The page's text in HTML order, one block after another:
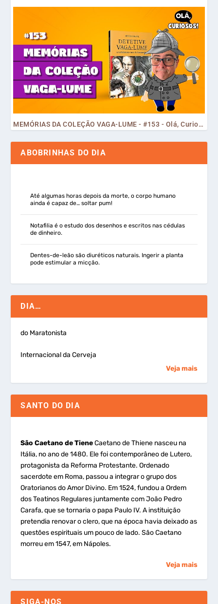
MEMÓRIAS DA COLEÇÃO VAGA-LUME - #153 - Olá, Curiosos! 2023
ABOBRINHAS DO DIA
Até algumas horas depois da morte, o corpo humano
ainda é capaz de… soltar pum!
Notafilia é o estudo dos desenhos e escritos nas cédulas
de dinheiro.
Dentes-de-leão são diuréticos naturais. Ingerir a planta
pode estimular a micção.
DIA…
do Maratonista
Internacional da Cerveja
Veja mais
SANTO DO DIA
São Caetano de TieneCaetano de Thiene nasceu na
Itália, no ano de 1480. Ele foi contemporâneo de Lutero,
protagonista da Reforma Protestante. Ordenado
sacerdote em Roma, passou a integrar o grupo dos
Oratorianos do Amor Divino. Em 1524, fundou a Ordem
dos Teatinos Regulares juntamente com João Pedro
Carafa, que se tornaria o papa Paulo IV. A instituição
pretendia renovar o clero, que na época havia deixado as
questões espirituais um pouco de lado. São Caetano
morreu em 1547, em Nápoles.
Veja mais
SIGA-NOS